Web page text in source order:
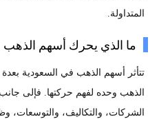
المتداولة.
ما الذي يحرك أسهم الذهب
تتأثر أسهم الذهب في السعودية
الذهب وحده لفهم حركتها. فإلى
الشركات، والتكاليف، والتوسعات،